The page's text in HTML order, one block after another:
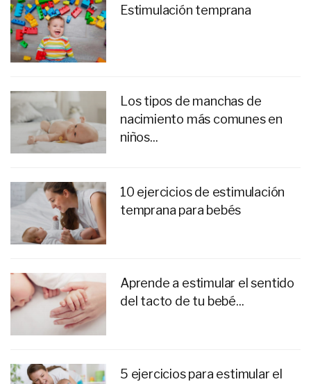
Estimulación temprana
Los tipos de manchas de
nacimiento más comunes en
niños...
10 ejercicios de estimulación
temprana para bebés
Aprende a estimular el sentido
del tacto de tu bebé...
5 ejercicios para estimular el